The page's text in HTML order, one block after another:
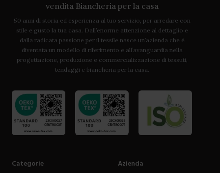
vendita Biancheria per la casa
50 anni di storia ed esperienza al tuo servizio, per arredare con
stile e gusto la tua casa. Dall’enorme attenzione al dettaglio e
dalla radicata passione per il tessile nasce un’azienda che è
diventata un modello di riferimento e all’avanguardia nella
progettazione, produzione e commercializzazione di tessuti,
tendaggi e biancheria per la casa.
Categorie Azienda